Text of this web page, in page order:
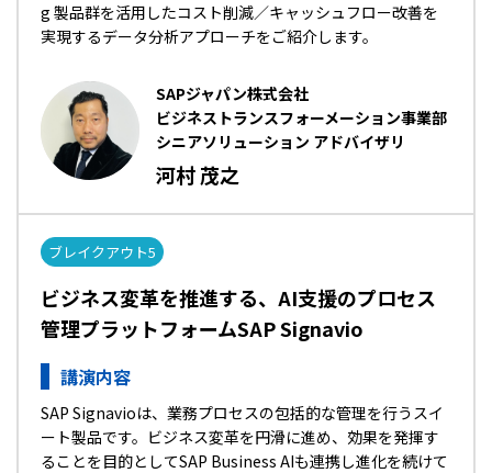
g 製品群を活用したコスト削減／キャッシュフロー改善を
実現するデータ分析アプローチをご紹介します。
SAPジャパン株式会社
ビジネストランスフォーメーション事業部
シニアソリューション アドバイザリ
河村 茂之
ブレイクアウト5
ビジネス変革を推進する、AI支援のプロセス
管理プラットフォームSAP Signavio
講演内容
SAP Signavioは、業務プロセスの包括的な管理を行うスイ
ート製品です。ビジネス変革を円滑に進め、効果を発揮す
ることを目的としてSAP Business AIも連携し進化を続けて